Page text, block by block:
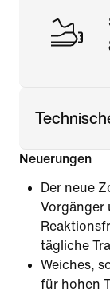
Neuerungen
Der neue
Vorgänger
tägliche
Weiches,
für hohen